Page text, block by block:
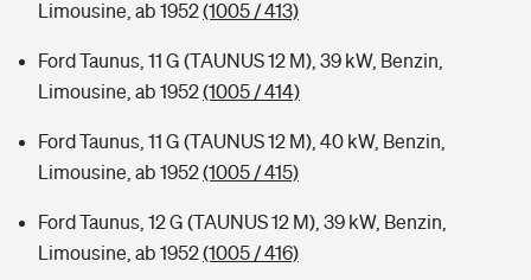
Limousine, ab 1952(1005 / 413)
Ford Taunus, 11 G (TAUNUS 12 M), 39 kW, Benzin,
Limousine, ab 1952(1005 / 414)
Ford Taunus, 11 G (TAUNUS 12 M), 40 kW, Benzin,
Limousine, ab 1952(1005 / 415)
Ford Taunus, 12 G (TAUNUS 12 M), 39 kW, Benzin,
Limousine, ab 1952(1005 / 416)